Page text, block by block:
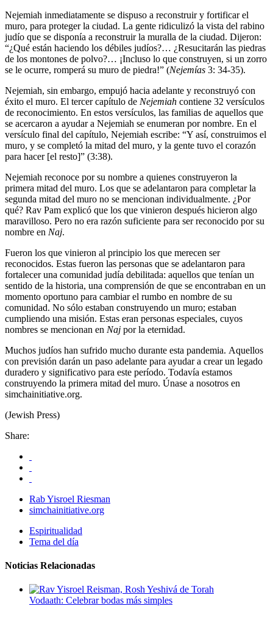
Nejemiah inmediatamente se dispuso a reconstruir y fortificar el
muro, para proteger la ciudad. La gente ridiculizó la vista del rabino
judío que se disponía a reconstruir la muralla de la ciudad. Dijeron:
“¿Qué están haciendo los débiles judíos?… ¿Resucitarán las piedras
de los montones de polvo?… ¡Incluso lo que construyen, si un zorro
se le ocurre, romperá su muro de piedra!” (Nejemías 3: 34-35).
Nejemiah, sin embargo, empujó hacia adelante y reconstruyó con
éxito el muro. El tercer capítulo de Nejemiah contiene 32 versículos
de reconocimiento. En estos versículos, las familias de aquellos que
se acercaron a ayudar a Nejemiah se enumeran por nombre. En el
versículo final del capítulo, Nejemiah escribe: “Y así, construimos el
muro, y se completó la mitad del muro, y la gente tuvo el corazón
para hacer [el resto]” (3:38).
Nejemiah reconoce por su nombre a quienes construyeron la
primera mitad del muro. Los que se adelantaron para completar la
segunda mitad del muro no se mencionan individualmente. ¿Por
qué? Rav Pam explicó que los que vinieron después hicieron algo
maravilloso. Pero no era razón suficiente para ser reconocido por su
nombre en Naj.
Fueron los que vinieron al principio los que merecen ser
reconocidos. Estas fueron las personas que se adelantaron para
fortalecer una comunidad judía debilitada: aquellos que tenían un
sentido de la historia, una comprensión de que se encontraban en un
momento oportuno para cambiar el rumbo en nombre de su
comunidad. No sólo estaban construyendo un muro; estaban
cumpliendo una misión. Estas eran personas especiales, cuyos
nombres se mencionan en Naj por la eternidad.
Muchos judíos han sufrido mucho durante esta pandemia. Aquellos
con previsión darán un paso adelante para ayudar a crear un legado
duradero y significativo para este período. Todavía estamos
construyendo la primera mitad del muro. Únase a nosotros en
simchainitiative.org.
(Jewish Press)
Share:
Rab Yisroel Riesman
simchainitiative.org
Espiritualidad
Tema del día
Noticias Relacionadas